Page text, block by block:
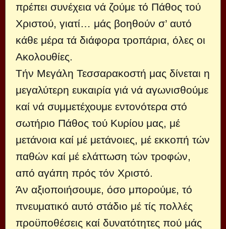
πρέπει συνέχεια νά ζούμε τό Πάθος τού
Χριστού, γιατί… μάς βοηθούν σ’ αυτό
κάθε μέρα τά διάφορα τροπάρια, όλες οι
Ακολουθίες.
Τήν Μεγάλη Τεσσαρακοστή μας δίνεται η
μεγαλύτερη ευκαιρία γιά νά αγωνισθούμε
καί νά συμμετέχουμε εντονότερα στό
σωτήριο Πάθος τού Κυρίου μας, μέ
μετάνοια καί μέ μετάνοιες, μέ εκκοπή τών
παθών καί μέ ελάττωση τών τροφών,
από αγάπη πρός τόν Χριστό.
Άν αξιοποιήσουμε, όσο μπορούμε, τό
πνευματικό αυτό στάδιο μέ τίς πολλές
προϋποθέσεις καί δυνατότητες πού μάς